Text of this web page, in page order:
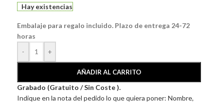
Hay existencias
Embalaje para regalo incluido. Plazo de entrega 24-72
horas
-
+
AÑADIR AL CARRITO
Grabado (Gratuito / Sin Coste ).
Indique en la nota del pedido lo que quiera poner: Nombre,